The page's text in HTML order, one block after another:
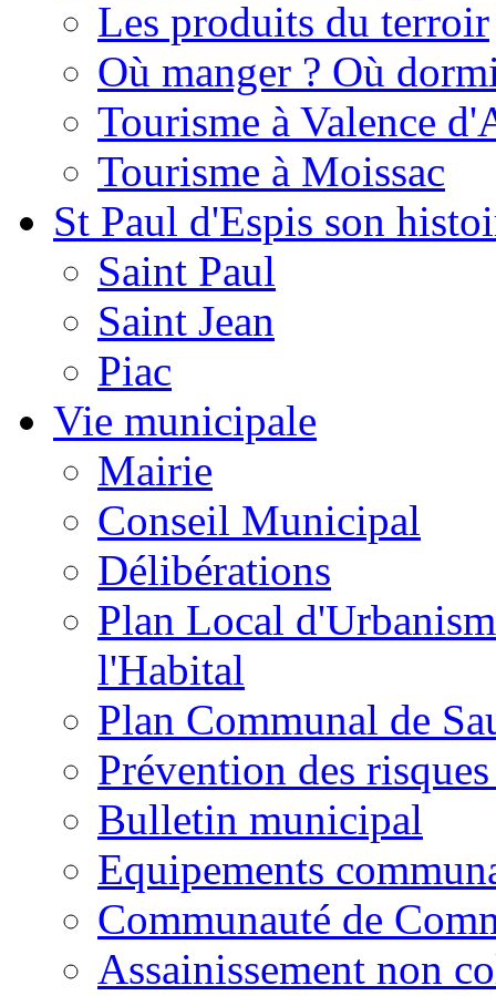
Les produits du terroir
Où manger ? Où
Tourisme à Valence
Tourisme à Moissac
St Paul d'Espis son
Saint Paul
Saint Jean
Piac
Vie municipale
Mairie
Conseil Municipal
Délibérations
Plan Local
l'Habital
Plan Communal de
Prévention des
Bulletin municipal
Equipements
Communauté de
Assainissement non